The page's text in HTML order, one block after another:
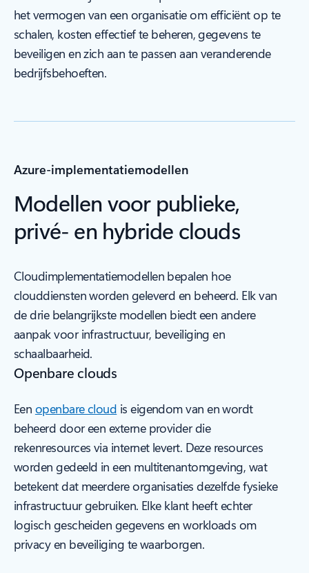
het vermogen van een organisatie om efficiënt op te
schalen, kosten effectief te beheren, gegevens te
beveiligen en zich aan te passen aan veranderende
bedrijfsbehoeften.
Azure-implementatiemodellen
Modellen voor publieke,
privé- en hybride clouds
Cloudimplementatiemodellen bepalen hoe
clouddiensten worden geleverd en beheerd. Elk van
de drie belangrijkste modellen biedt een andere
aanpak voor infrastructuur, beveiliging en
schaalbaarheid.
Openbare clouds
Een openbare cloud is eigendom van en wordt
beheerd door een externe provider die
rekenresources via internet levert. Deze resources
worden gedeeld in een multitenantomgeving, wat
betekent dat meerdere organisaties dezelfde fysieke
infrastructuur gebruiken. Elke klant heeft echter
logisch gescheiden gegevens en workloads om
privacy en beveiliging te waarborgen.